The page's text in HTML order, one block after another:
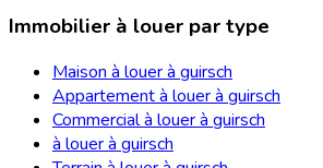
Immobilier à louer par type
Maison à louer à guirsch
Appartement à louer à guirsch
Commercial à louer à guirsch
à louer à guirsch